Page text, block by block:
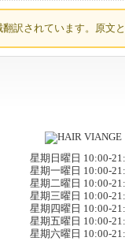
訳されています。原文
星期日曜日 10:00-
星期一曜日 10:00-
星期二曜日 10:00-
星期三曜日 10:00-
星期四曜日 10:00-
星期五曜日 10:00-
星期六曜日 10:00-